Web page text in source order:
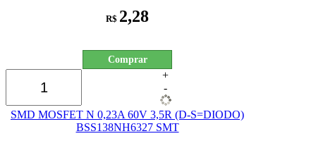
R$ 2,28
Comprar
+
-
SMD MOSFET N 0,23A 60V 3,5R (D-S=DIODO)
BSS138NH6327 SMT